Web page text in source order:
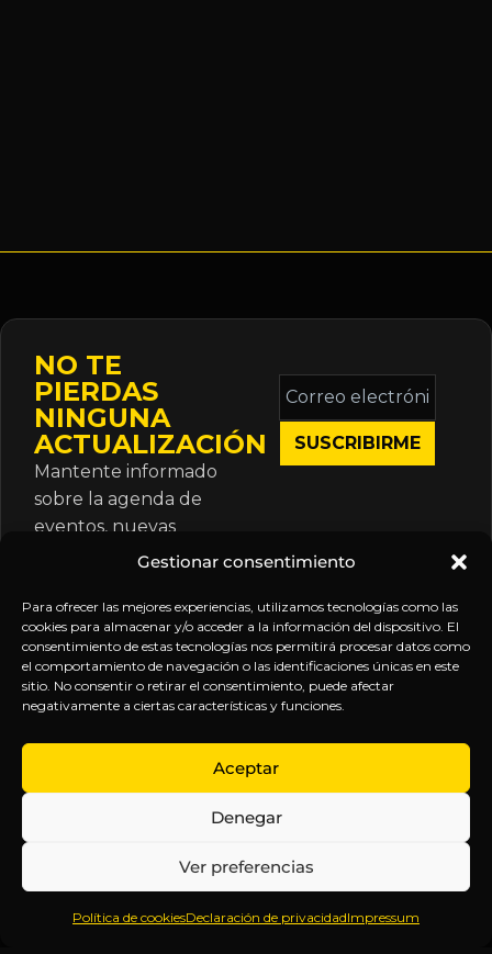
Gestionar consentimiento
Para ofrecer las mejores experiencias, utilizamos tecnologías como las
cookies para almacenar y/o acceder a la información del dispositivo. El
consentimiento de estas tecnologías nos permitirá procesar datos como
el comportamiento de navegación o las identificaciones únicas en este
sitio. No consentir o retirar el consentimiento, puede afectar
negativamente a ciertas características y funciones.
Aceptar
Denegar
Ver preferencias
Política de cookiesDeclaración de privacidadImpressum
NO TE
PIERDAS
NINGUNA
ACTUALIZACIÓN
Mantente informado
sobre la agenda de
eventos, nuevas
publicaciones y
suscripción.
Correo
electrónico
*
Inteligencia
Anticipándonos
EXPLORA
Inicio
Sobre
Contenido
Webinars
LEGAL
Política
de
Términos y
Aviso
SÍGUENOS